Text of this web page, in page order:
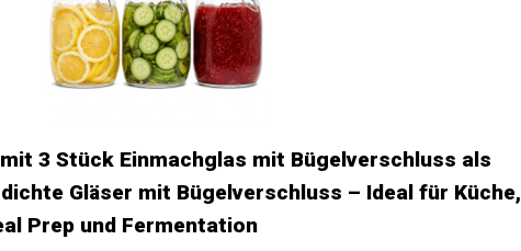
3 Stück Einmachglas mit Bügelverschluss als
Gläser mit Bügelverschluss – Ideal für Küche,
Prep und Fermentation